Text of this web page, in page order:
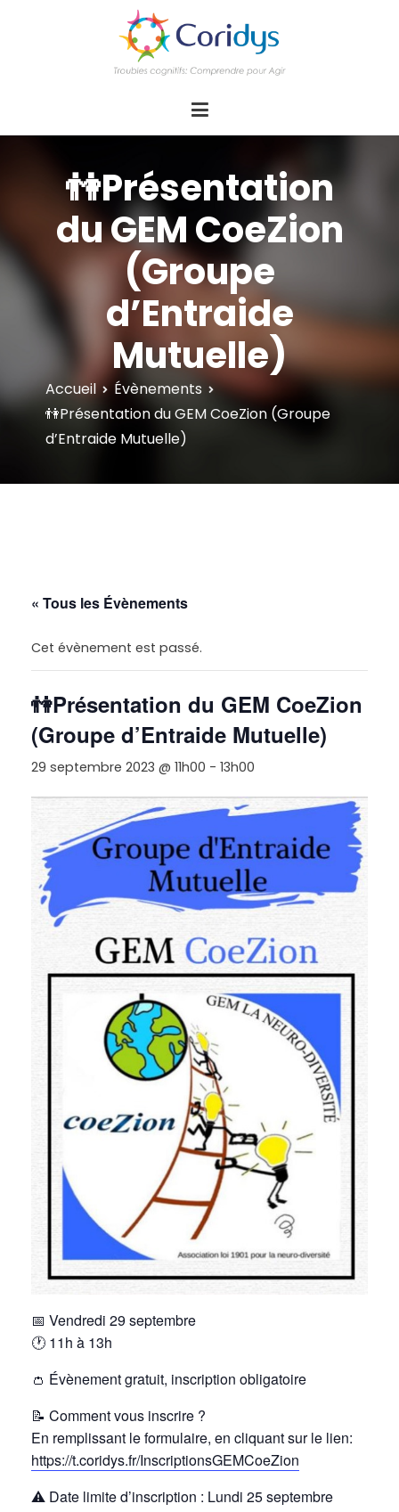
d'actions Information Accompagnement
Innovation/E­xpertise Formations autour des
👫Présentation
du GEM CoeZion
(Groupe
d’Entraide
Mutuelle)
Accueil
Évènements
👫Présentation du GEM CoeZion (Groupe
d’Entraide Mutuelle)
« Tous les Évènements
Cet évènement est passé.
👫Présentation du GEM CoeZion
(Groupe d’Entraide Mutuelle)
29 septembre 2023 @ 11h00 - 13h00
📅 Vendredi 29 septembre
🕐 11h à 13h
👛 Évènement gratuit, inscription obligatoire
📝 Comment vous inscrire ?
En remplissant le formulaire, en cliquant sur le lien:
https://t.coridys.fr/InscriptionsGEMCoeZion
⚠️ Date limite d’inscription : Lundi 25 septembre